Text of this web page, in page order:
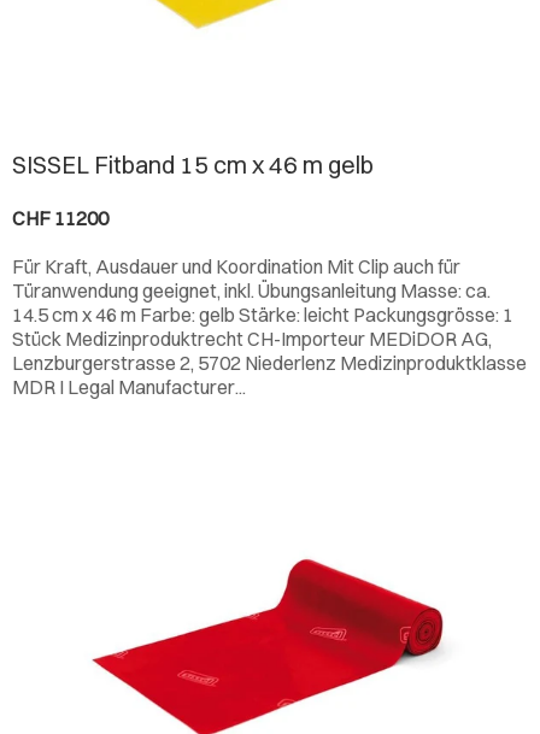
SISSEL Fitband 15 cm x 46 m gelb
CHF 11200
Für Kraft, Ausdauer und Koordination Mit Clip auch für
Türanwendung geeignet, inkl. Übungsanleitung Masse: ca.
14.5 cm x 46 m Farbe: gelb Stärke: leicht Packungsgrösse: 1
Stück Medizinproduktrecht CH-Importeur MEDiDOR AG,
Lenzburgerstrasse 2, 5702 Niederlenz Medizinproduktklasse
MDR I Legal Manufacturer...